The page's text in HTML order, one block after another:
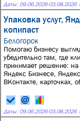
Даты: 09.06.2026-03.08.2026
Упаковка услуг,
копипаст
Белогорск
Помогаю бизнесу
убедительно там, где
принимает решение: на
Яндекс Бизнесе, Яндекс
ВКонтакте, карточках,
Даты: 09.06.2026-03.08.2026